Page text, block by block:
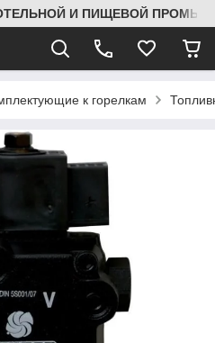
И ПИЩЕВОЙ
к горелкам